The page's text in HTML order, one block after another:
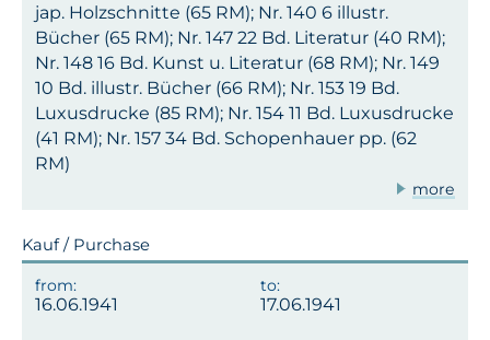
jap. Holzschnitte (65 RM); Nr. 140 6 illustr.
Bücher (65 RM); Nr. 147 22 Bd. Literatur (40 RM);
Nr. 148 16 Bd. Kunst u. Literatur (68 RM); Nr. 149
10 Bd. illustr. Bücher (66 RM); Nr. 153 19 Bd.
Luxusdrucke (85 RM); Nr. 154 11 Bd. Luxusdrucke
(41 RM); Nr. 157 34 Bd. Schopenhauer pp. (62
RM)
more
Kauf / Purchase
16.06.1941 17.06.1941